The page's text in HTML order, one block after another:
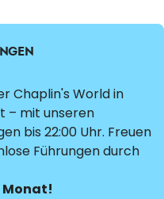
Chaplin's World in
– mit unseren
bis 22:00 Uhr. Freuen
Führungen durch
Monat!